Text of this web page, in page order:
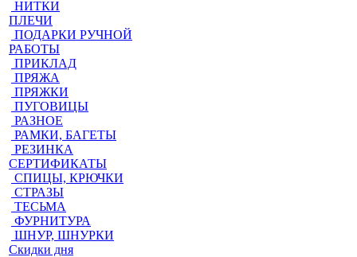
НИТКИ
ПЛЕЧИ
ПОДАРКИ РУЧНОЙ
РАБОТЫ
ПРИКЛАД
ПРЯЖА
ПРЯЖКИ
ПУГОВИЦЫ
РАЗНОЕ
РАМКИ, БАГЕТЫ
РЕЗИНКА
СЕРТИФИКАТЫ
СПИЦЫ, КРЮЧКИ
СТРАЗЫ
ТЕСЬМА
ФУРНИТУРА
ШНУР, ШНУРКИ
Скидки дня